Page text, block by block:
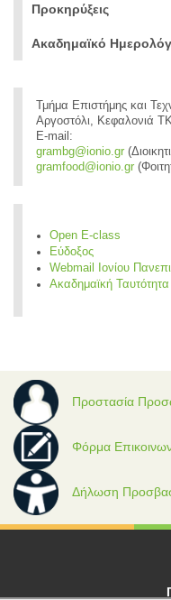
Προκηρύξεις
Ακαδημαϊκό
Τμήμα Επιστήμης και
Αργοστόλι, Κεφαλονιά
E-mail:
grambg@ionio.gr
gramfood@ionio.gr
Open E-class
Εύδοξος
Webmail Ιονίου
Ακαδημαϊκή Ταυτότητα
Προστασία
Φόρμα
Δήλωση